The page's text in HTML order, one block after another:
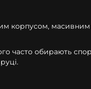
корпусом,
часто обирають